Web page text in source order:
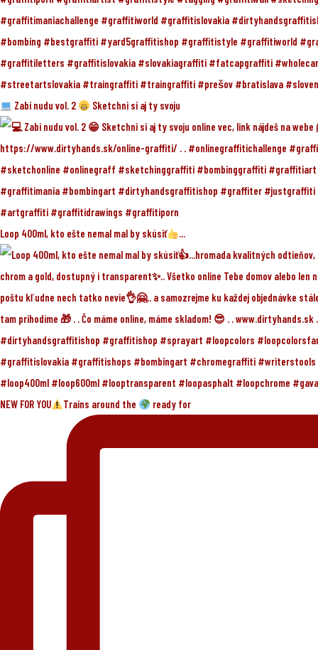
Zabi nudu vol. 2 Sketchni si aj ty svoju
Loop 400ml, kto ešte nemal mal by skúsiť ...
NEW FOR YOU Trains around the ready for